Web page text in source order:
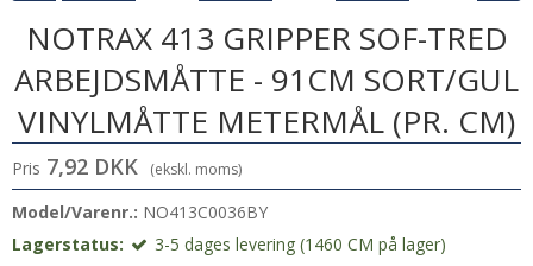
NOTRAX 413 GRIPPER SOF-TRED
ARBEJDSMÅTTE - 91CM SORT/GUL
VINYLMÅTTE METERMÅL (PR. CM)
Pris 7,92 DKK (ekskl. moms)
Model/Varenr.: NO413C0036BY
Lagerstatus:
3-5 dages levering (1460 CM på lager)